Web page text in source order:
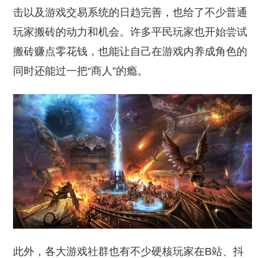
击以及游戏交易系统的日趋完善，也给了不少普通
玩家搬砖的动力和机会。许多平民玩家也开始尝试
搬砖赚点零花钱，也能让自己在游戏内养成角色的
同时还能过一把“商人”的瘾。
此外，各大游戏社群也有不少硬核玩家在B站、抖